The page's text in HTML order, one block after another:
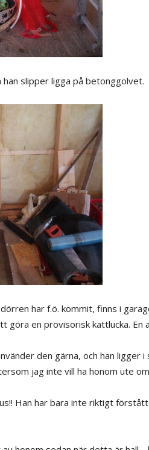
slipper ligga på betonggolvet.
har f.ö. kommit, finns i
göra en provisorisk kattlucka. En
den gärna, och han ligger
jag inte vill ha honom ute
Han har bara inte riktigt